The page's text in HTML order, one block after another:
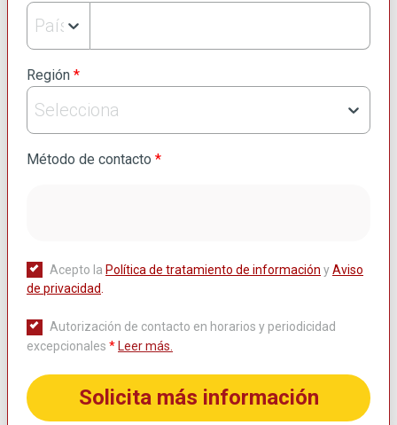
Región *
Selecciona
Método de contacto *
Llamada
Whatsapp
Acepto la Política de tratamiento de información
de privacidad